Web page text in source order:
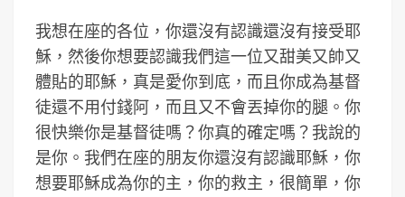
我想在座的各位，你還沒有認識還沒有接受耶
穌，然後你想要認識我們這一位又甜美又帥又
體貼的耶穌，真是愛你到底，而且你成為基督
徒還不用付錢阿，而且又不會丟掉你的腿。你
很快樂你是基督徒嗎？你真的確定嗎？我說的
是你。我們在座的朋友你還沒有認識耶穌，你
想要耶穌成為你的主，你的救主，很簡單，你